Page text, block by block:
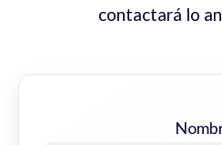
contactará lo